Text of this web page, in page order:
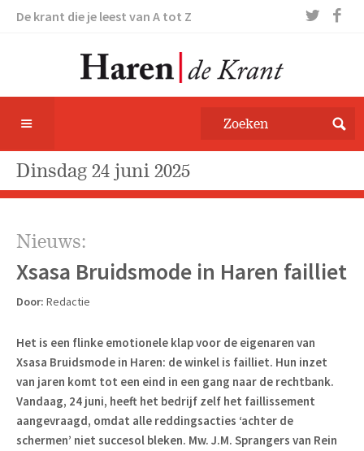
De krant die je leest van A tot Z
dinsdag 24 juni 2025
Nieuws:
Xsasa Bruidsmode in Haren failliet
Door: Redactie
Het is een flinke emotionele klap voor de eigenaren van
Xsasa Bruidsmode in Haren: de winkel is failliet. Hun inzet
van jaren komt tot een eind in een gang naar de rechtbank.
Vandaag, 24 juni, heeft het bedrijf zelf het faillissement
aangevraagd, omdat alle reddingsacties ‘achter de
schermen’ niet succesol bleken. Mw. J.M. Sprangers van Rein